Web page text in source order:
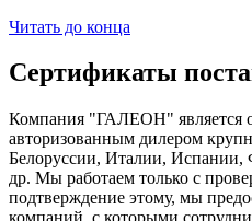
Читать до конца
Сертификаты
Компания "ГАЛЕОН" является
авторизованным дилером
Белоруссии, Италии,
др. Мы работаем только с
подтверждение этому, мы